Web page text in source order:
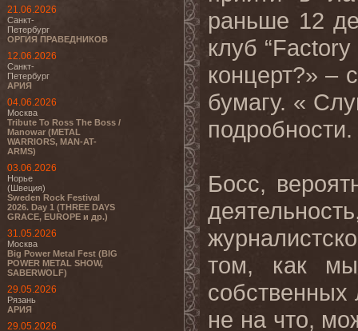
21.06.2026
Санкт-
Петербург
ОРГИЯ ПРАВЕДНИКОВ
12.06.2026
Санкт-
Петербург
АРИЯ
04.06.2026
Москва
Tribute To Ross The Boss /
Manowar (METAL
WARRIORS, MAN-AT-
ARMS)
03.06.2026
Норье
(Швеция)
Sweden Rock Festival
2026. Day 1 (THREE DAYS
GRACE, EUROPE и др.)
31.05.2026
Москва
Big Power Metal Fest (BIG
POWER METAL SHOW,
SABERWOLF)
29.05.2026
Рязань
АРИЯ
29.05.2026
раньше 12
клуб
концерт?» –
бумагу. «
Босс,
том, как мы
собственных
не на что,